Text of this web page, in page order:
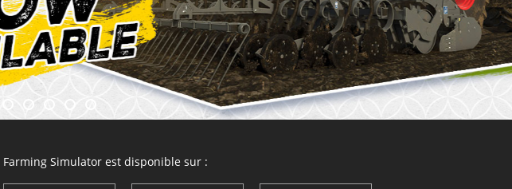
Farming Simulator est disponible sur :